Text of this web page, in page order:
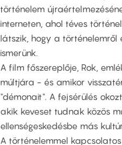
történelem
interneten, ahol téves
látszik, hogy a
ismerünk.
A film főszereplője, Rok,
múltjára - és amikor
"démonait". A fejsérülés
akik keveset tudnak közös
ellenségeskedésbe más
A történelemmel